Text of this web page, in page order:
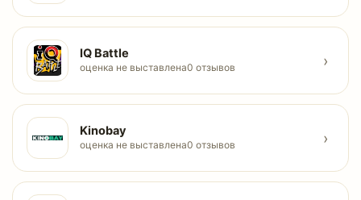
IQ Battle
оценка не выставлена0 отзывов ›
Kinobay
оценка не выставлена0 отзывов ›